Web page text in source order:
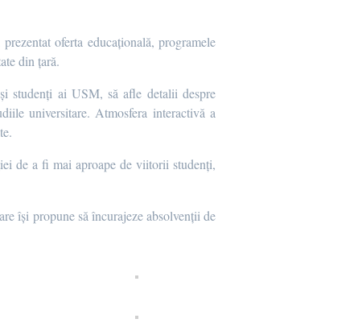
oferta educațională, programele
din țară.
studenți ai USM, să afle detalii despre
universitare. Atmosfera interactivă a
de a fi mai aproape de viitorii studenți,
își propune să încurajeze absolvenții de